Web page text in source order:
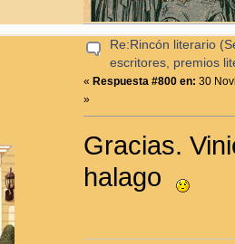
Re:Rincón literario
escritores, premios
«Respuesta #800 en: 30
»
Gracias.
halago